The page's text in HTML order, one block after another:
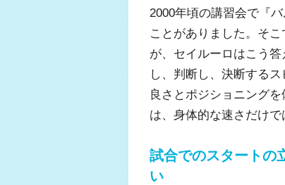
2000年頃の講習会で『
ことがありました。そ
が、セイルーロはこう
し、判断し、決断する
良さとポジショニング
は、身体的な速さだけで
試合でのスタートの
い